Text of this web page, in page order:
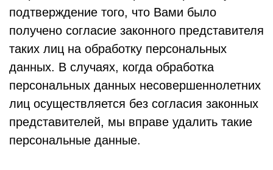
подтверждение того, что Вами было
получено согласие законного представителя
таких лиц на обработку персональных
данных. В случаях, когда обработка
персональных данных несовершеннолетних
лиц осуществляется без согласия законных
представителей, мы вправе удалить такие
персональные данные.